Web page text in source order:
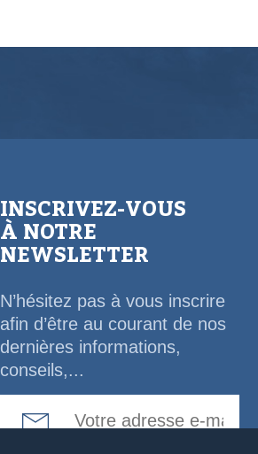
INSCRIVEZ-VOUS
À NOTRE
NEWSLETTER
N’hésitez pas à vous inscrire
afin d’être au courant de nos
dernières informations,
conseils,...